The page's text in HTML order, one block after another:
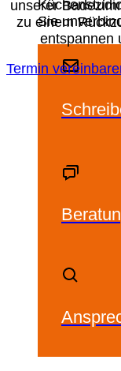
Sie
unserer
zu einem
entspannen
Termin